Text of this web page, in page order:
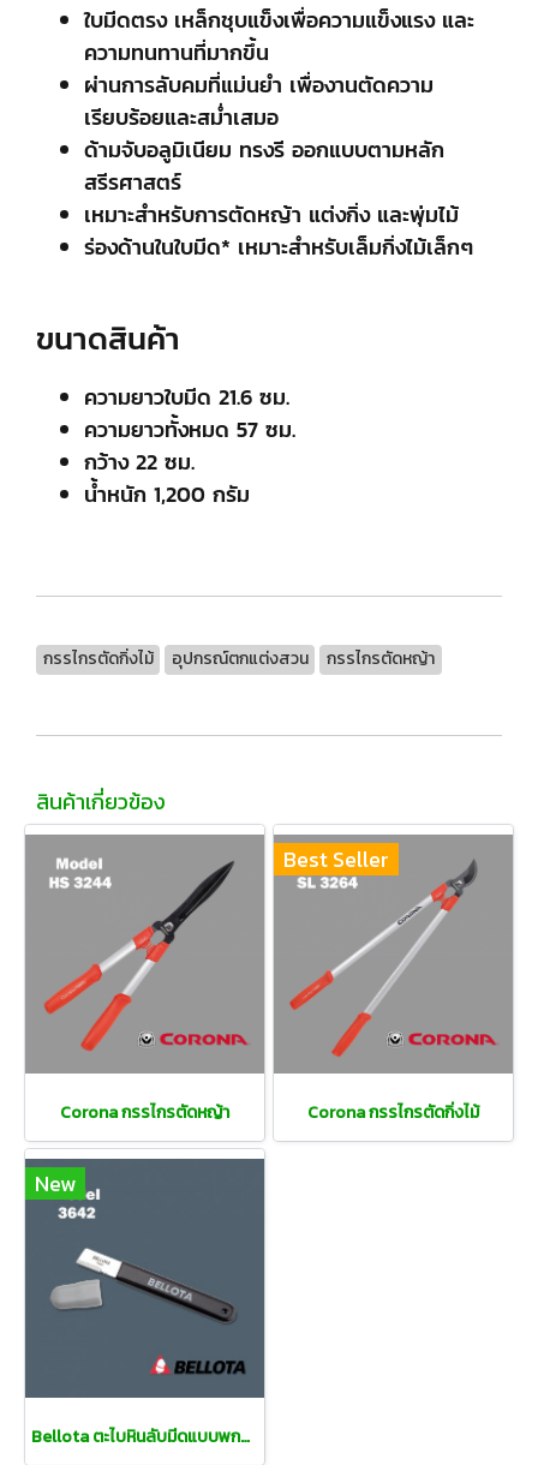
ใบมีดตรง เหล็กชุบแข็งเพื่อความแข็งแรง และ
ความทนทานที่มากขึ้น
ผ่านการลับคมที่แม่นยำ เพื่องานตัดความ
เรียบร้อยและสม่ำเสมอ
ด้ามจับอลูมิเนียม ทรงรี ออกแบบตามหลัก
สรีรศาสตร์
เหมาะสำหรับการตัดหญ้า แต่งกิ่ง และพุ่มไม้
ร่องด้านในใบมีด* เหมาะสำหรับเล็มกิ่งไม้เล็กๆ
ขนาดสินค้า
ความยาวใบมีด 21.6 ซม.
ความยาวทั้งหมด 57 ซม.
กว้าง 22 ซม.
น้ำหนัก 1,200 กรัม
กรรไกรตัดกิ่งไม้ อุปกรณ์ตกแต่งสวน กรรไกรตัดหญ้า
สินค้าเกี่ยวข้อง
Corona กรรไกรตัดหญ้า
Best Seller
Corona กรรไกรตัดกิ่งไม้
New
Bellota ตะไบหินลับมีดแบบพกพา